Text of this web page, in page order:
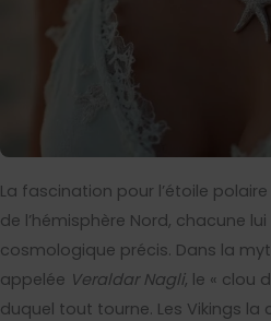
La fascination pour l’étoile
de l’hémisphère Nord, chacune
cosmologique précis. Dans la
appelée Veraldar Nagli, le « clou
duquel tout tourne. Les Vikings la